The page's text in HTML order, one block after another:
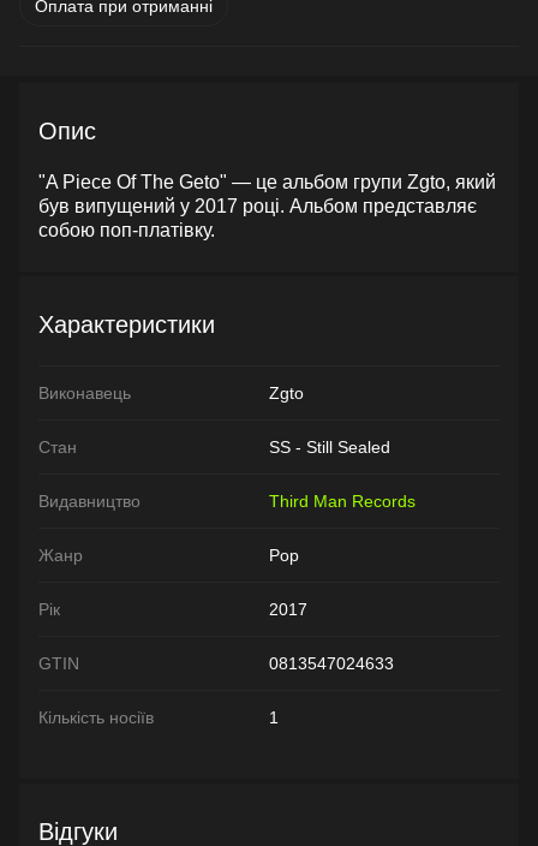
Оплата при отриманні
Опис
"A Piece Of The Geto" — це альбом групи Zgto, який
був випущений у 2017 році. Альбом представляє
собою поп-платівку.
Характеристики
Виконавець Zgto
Стан SS - Still Sealed
Видавництво Third Man Records
Жанр Pop
Рік 2017
GTIN 0813547024633
Кількість носіїв 1
Відгуки